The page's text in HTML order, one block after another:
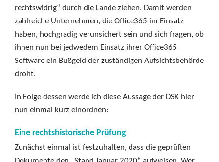
rechtswidrig“ durch die Lande ziehen. Damit werden
zahlreiche Unternehmen, die Office365 im Einsatz
haben, hochgradig verunsichert sein und sich fragen, ob
ihnen nun bei jedwedem Einsatz ihrer Office365
Software ein Bußgeld der zuständigen Aufsichtsbehörde
droht.
In Folge dessen werde ich diese Aussage der DSK hier
nun einmal kurz einordnen:
Eine rechtshistorische Prüfung
Zunächst einmal ist festzuhalten, dass die geprüften